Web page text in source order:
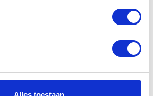
264,95 €368,95